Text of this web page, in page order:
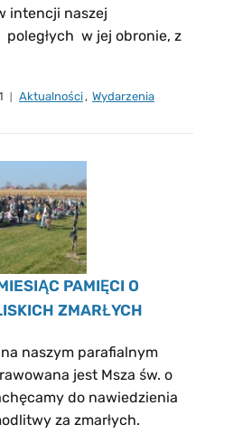
intencji naszej
poległych w jej obronie, z
Aktualności , Wydarzenia
PAMIĘCI O
ZMARŁYCH
naszym parafialnym
jest Msza św. o
do nawiedzienia
za zmarłych.